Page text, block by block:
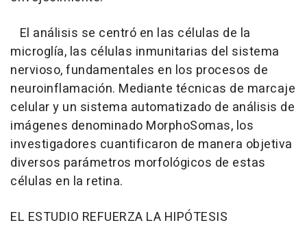
El análisis se centró en las células de la
microglía, las células inmunitarias del sistema
nervioso, fundamentales en los procesos de
neuroinflamación. Mediante técnicas de marcaje
celular y un sistema automatizado de análisis de
imágenes denominado MorphoSomas, los
investigadores cuantificaron de manera objetiva
diversos parámetros morfológicos de estas
células en la retina.
EL ESTUDIO REFUERZA LA HIPÓTESIS